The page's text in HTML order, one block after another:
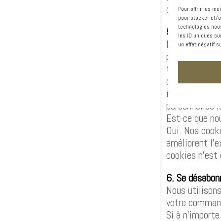
Pour offrir les
pour stocker et/
technologies
les ID uniques
un effet négatif
ou d’autres
5. Protection
Nous
transmises
d’effectuer
informations
personnelles
Est-ce que
Oui. Nos
améliorent
cookies
6. Se
Nous
votre
Si à